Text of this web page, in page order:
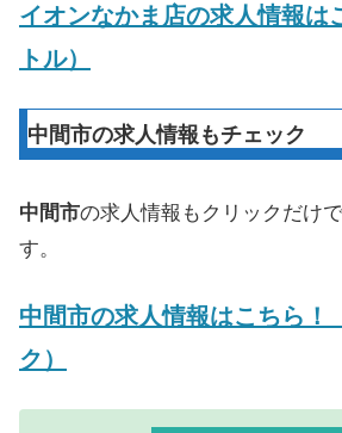
イオンなかま店の求人情報は
トル）
中間市の求人情報もチェック
中間市の求人情報もクリックだけ
す。
中間市の求人情報はこちら！
ク）